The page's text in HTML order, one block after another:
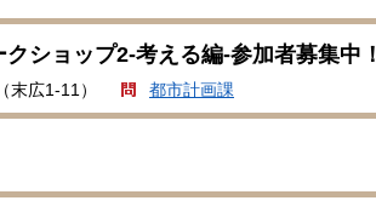
ショップ2-考える編-参加者募集中！
末広1-11）
都市計画課